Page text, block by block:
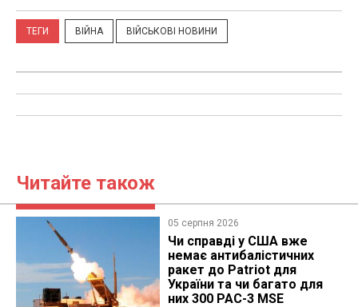
ТЕГИ ВІЙНА ВІЙСЬКОВІ НОВИНИ
Читайте також
05 серпня 2026
Чи справді у США вже
немає антибалістичних
ракет до Patriot для
України та чи багато для
них 300 PAC-3 MSE